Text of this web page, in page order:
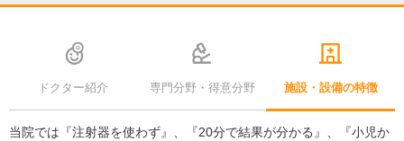
ドクター紹介 専門分野・得意分野 施設・設備の特徴
当院では『注射器を使わず』、『20分で結果が分かる』、『小児か